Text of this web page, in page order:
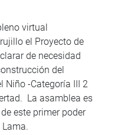
virtual
el Proyecto de
de necesidad
del
Niño -Categoría III 2
La asamblea es
este primer poder